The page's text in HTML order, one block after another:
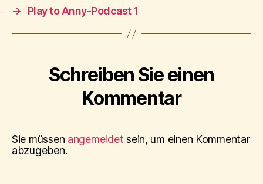
→
Play to Anny-Podcast 1
Schreiben Sie einen
Kommentar
Sie müssen angemeldet sein, um einen Kommentar
abzugeben.